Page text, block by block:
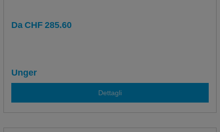
Da CHF 285.60
Unger
Dettagli